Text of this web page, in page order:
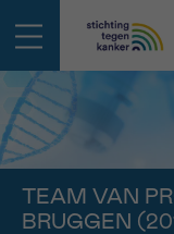
TEAM VAN
BRUGGEN
IN DE
Professionele
geen
TERUG